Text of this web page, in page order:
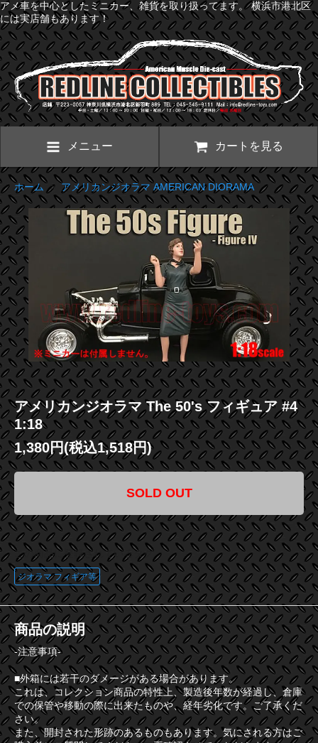
アメ車を中心としたミニカー、雑貨を取り扱ってます。 横浜市港北区
には実店舗もあります！
メニュー カートを見る
ホーム>アメリカンジオラマ AMERICAN DIORAMA
アメリカンジオラマ The 50's フィギュア #4
1:18
1,380円(税込1,518円)
SOLD OUT
この商品に登録されているタグ
ジオラマ フィギア等
商品の説明
-注意事項-
■外箱には若干のダメージがある場合があります。
これは、コレクション商品の特性上、製造後年数が経過し、倉庫
での保管や移動の際に出来たものや、経年劣化です。ご了承くだ
さい。
また、開封された形跡のあるものもあります。気にされる方はご